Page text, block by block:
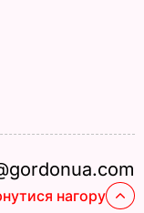
нагору